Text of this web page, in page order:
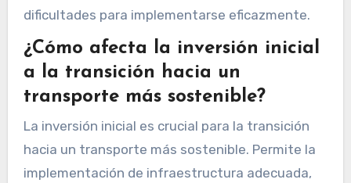
dificultades para implementarse eficazmente.
¿Cómo afecta la inversión inicial
a la transición hacia un
transporte más sostenible?
La inversión inicial es crucial para la transición
hacia un transporte más sostenible. Permite la
implementación de infraestructura adecuada,